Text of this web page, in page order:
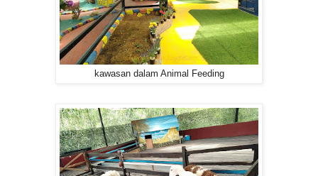
kawasan dalam Animal Feeding